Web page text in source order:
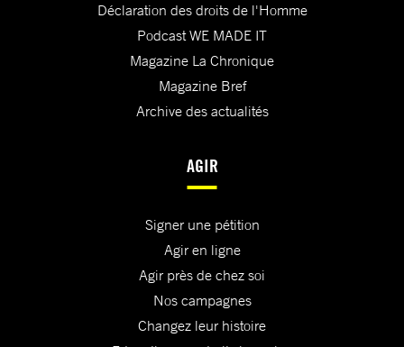
Déclaration des droits de l'Homme
Podcast WE MADE IT
Magazine La Chronique
Magazine Bref
Archive des actualités
AGIR
Signer une pétition
Agir en ligne
Agir près de chez soi
Nos campagnes
Changez leur histoire